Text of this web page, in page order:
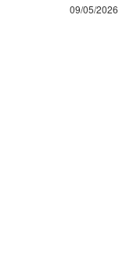
09/05/2026